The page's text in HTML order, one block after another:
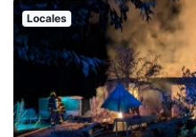
Locales